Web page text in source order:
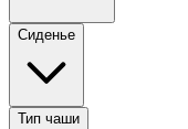
Сиденье
Тип чаши